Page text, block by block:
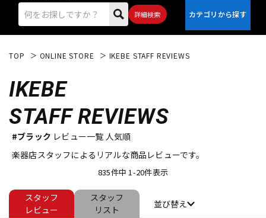
詳細検索
エレキギター
ベース ウクレレ
ドラム パーカッション
TOP ONLINE STORE IKEBE STAFF REVIEWS
IKEBE
STAFF REVIEWS
#ブラック レビュー一覧 人気順
楽器店スタッフによるリアルな商品レビューです。
835件中 1-20件表示
スタッフ
レビュー
スタッフ
リスト
並び替え